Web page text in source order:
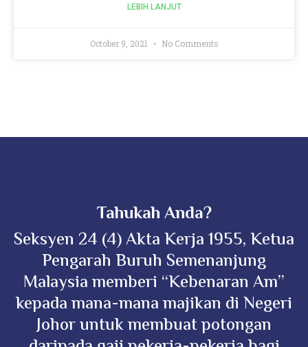
LEBIH LANJUT
October 9, 2021 No Comments
Tahukah Anda?
Seksyen 24 (4) Akta Kerja 1955, Ketua
Pengarah Buruh Semenanjung
Malaysia memberi “Kebenaran Am”
kepada mana-mana majikan di Negeri
Johor untuk membuat potongan